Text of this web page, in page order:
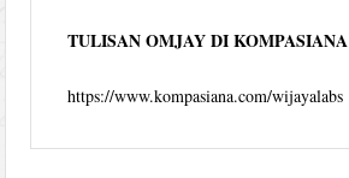
TULISAN OMJAY DI KOMPASIANA
https://www.kompasiana.com/wijayalabs